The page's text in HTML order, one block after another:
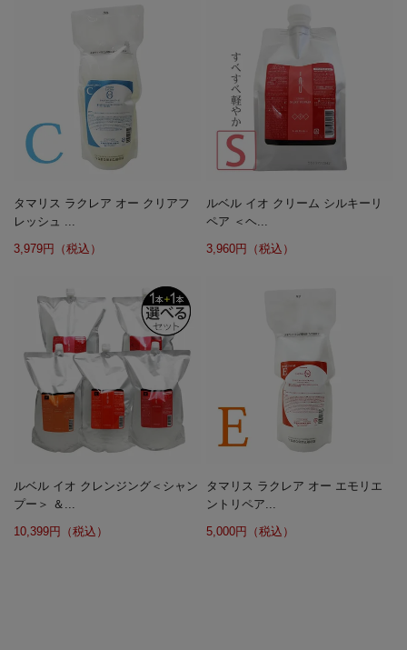
タマリス ラクレア オー クリアフ
レッシュ ...
3,979円（税込）
ルベル イオ クリーム シルキーリ
ペア ＜ヘ...
3,960円（税込）
ルベル イオ クレンジング＜シャン
プー＞ ＆...
10,399円（税込）
タマリス ラクレア オー エモリエ
ントリペア...
5,000円（税込）